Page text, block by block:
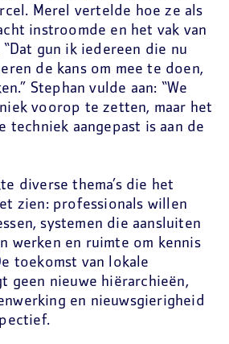
Merel vertelde hoe ze als
instroomde en het vak van
gun ik iedereen die nu
de kans om mee te doen,
Stephan vulde aan: “We
voorop te zetten, maar het
techniek aangepast is aan de
diverse thema’s die het
zien: professionals willen
systemen die aansluiten
werken en ruimte om kennis
toekomst van lokale
geen nieuwe hiërarchieën,
en nieuwsgierigheid